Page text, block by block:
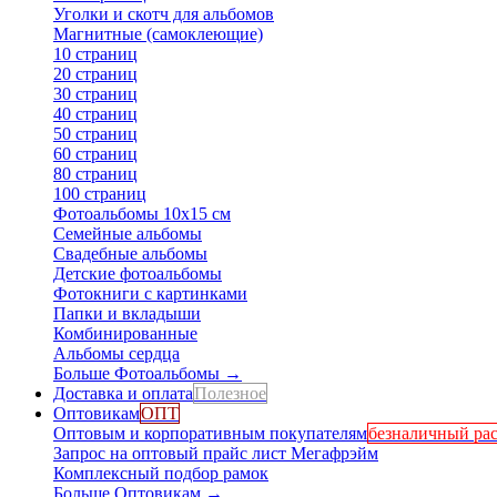
Уголки и скотч для альбомов
Магнитные (самоклеющие)
10 страниц
20 страниц
30 страниц
40 страниц
50 страниц
60 страниц
80 страниц
100 страниц
Фотоальбомы 10х15 см
Семейные альбомы
Свадебные альбомы
Детские фотоальбомы
Фотокниги с картинками
Папки и вкладыши
Комбинированные
Альбомы сердца
Больше Фотоальбомы →
Доставка и оплатаПолезное
ОптовикамОПТ
Оптовым и корпоративным покупателямбезналичный
Запрос на оптовый прайс лист Мегафрэйм
Комплексный подбор рамок
Больше Оптовикам →